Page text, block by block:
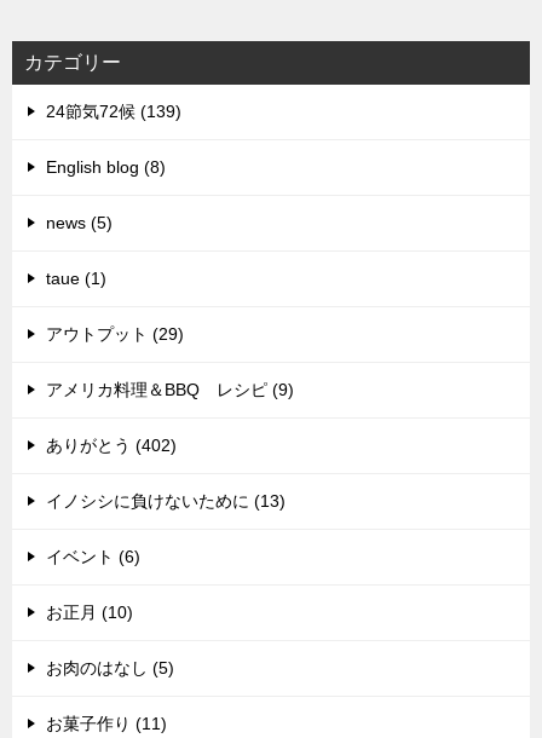
カテゴリー
24節気72候 (139)
English blog (8)
news (5)
taue (1)
アウトプット (29)
アメリカ料理＆BBQ レシピ (9)
ありがとう (402)
イノシシに負けないために (13)
イベント (6)
お正月 (10)
お肉のはなし (5)
お菓子作り (11)